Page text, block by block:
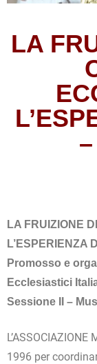
LA
LA FRUIZIONE
L’ESPERIENZA
Promosso e
Ecclesiastici
Sessione II –
1996 per